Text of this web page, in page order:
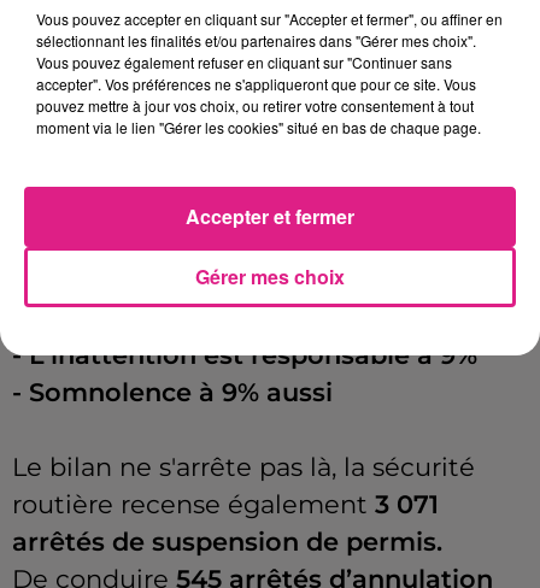
vieen 2022 enMeurthe-et-Moselle.Un
chiffre élevé, le plus élevé dans le
département depuis2007.
exponentiels sont les suivantes :
L'excès de vitesse à19%
L'alcool à18%
-L'inattention est responsable à9%
- Somnolence à 9% aussi
Le bilan ne s'arrête pas là, la sécurité
routière recense également 3 071
arrêtés de suspension de permis.
De conduire 545 arrêtés d’annulation
Vous pouvez accepter en cliquant sur "Accepter et fermer", ou affiner en
sélectionnant les finalités et/ou partenaires dans "Gérer mes choix".
Vous pouvez également refuser en cliquant sur "Continuer sans
accepter". Vos préférences ne s'appliqueront que pour ce site. Vous
pouvez mettre à jour vos choix, ou retirer votre consentement à tout
moment via le lien "Gérer les cookies" situé en bas de chaque page.
Gérer mes choix
Accepter et fermer